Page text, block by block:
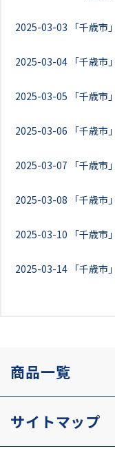
2025-03-03 「千歳
2025-03-04 「千歳
2025-03-05 「千歳
2025-03-06 「千歳
2025-03-07 「千歳
2025-03-08 「千歳
2025-03-10 「千歳市
2025-03-14 「千歳
商品一覧
サイトマップ